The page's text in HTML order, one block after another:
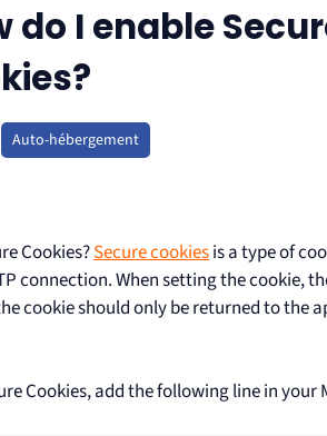
do I enable
Auto-hébergement
Cookies?Secure cookiesis a type of
connection. When setting the cookie,
cookie should only be returned to the
Cookies, add the following line in